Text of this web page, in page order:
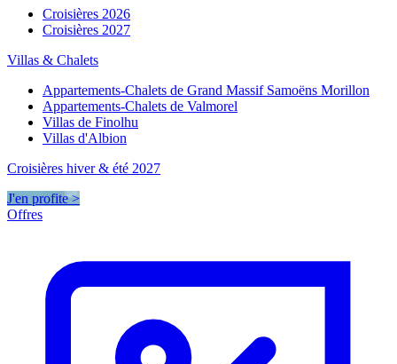
Croisières 2026
Croisières 2027
Villas & Chalets
Appartements-Chalets de Grand Massif Samoëns Morillon
Appartements-Chalets de Valmorel
Villas de Finolhu
Villas d'Albion
Croisières hiver & été 2027
J'en profite >
Offres